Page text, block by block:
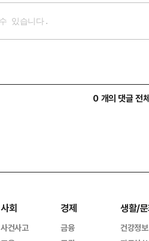
0 개의 댓글 전
사회
사건사고
경제
금융
생활/
건강정보